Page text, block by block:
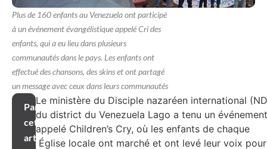
Plus de 160 enfants au Venezuela ont participé
à un événement évangélistique appelé Cri des
enfants, qui a eu lieu dans plusieurs
communautés dans le pays. Les enfants ont
effectué des chansons, des skins et ont partagé
un message avec ceux dans leurs communautés
Partager
cet
article
Le ministère du Disciple nazaréen international
du district du Venezuela Lago a tenu un événement
appelé Children’s Cry, où les enfants de chaque
Église locale ont marché et ont levé leur voix pour